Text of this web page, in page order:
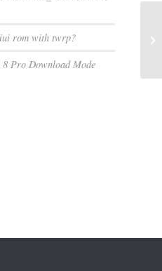
rom with twrp?
Pro Download Mode